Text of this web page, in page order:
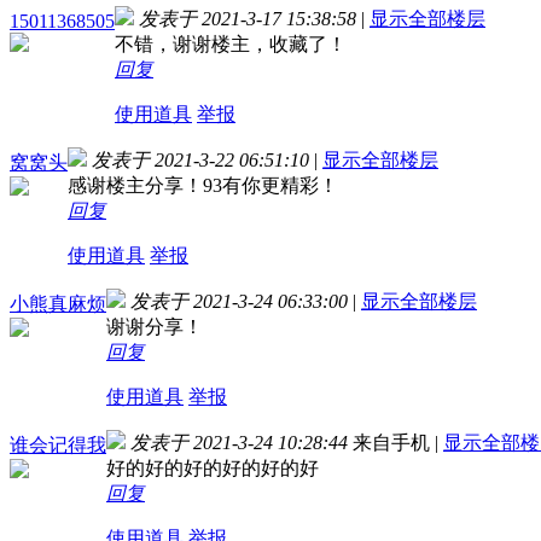
15011368505 发表于 2021-3-17 15:38:58 | 显示全部楼层
不错，谢谢楼主，收藏了！
回复
使用道具 举报
窝窝头 发表于 2021-3-22 06:51:10 | 显示全部楼层
感谢楼主分享！93有你更精彩！
回复
使用道具 举报
小熊真麻烦 发表于 2021-3-24 06:33:00 | 显示全部楼层
谢谢分享！
回复
使用道具 举报
谁会记得我 发表于 2021-3-24 10:28:44 来自手机 | 显示全部
好的好的好的好的好的好
回复